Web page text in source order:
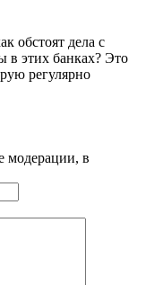
обстоят дела с
в этих банках? Это
регулярно
модерации, в